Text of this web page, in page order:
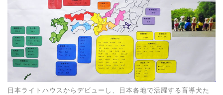
日本ライトハウスからデビューし、日本各地で活躍する盲導犬た